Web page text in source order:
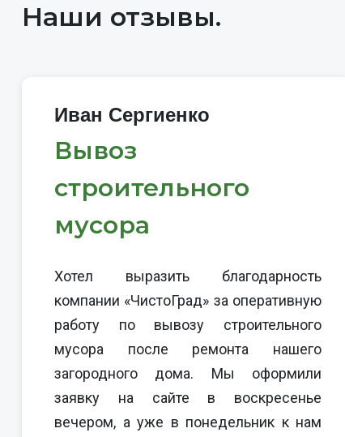
Наши отзывы.
Иван Сергиенко
Вывоз
строительного
мусора
Хотел выразить благодарность
компании «ЧистоГрад» за оперативную
работу по вывозу строительного
мусора после ремонта нашего
загородного дома. Мы оформили
заявку на сайте в воскресенье
вечером, а уже в понедельник к нам